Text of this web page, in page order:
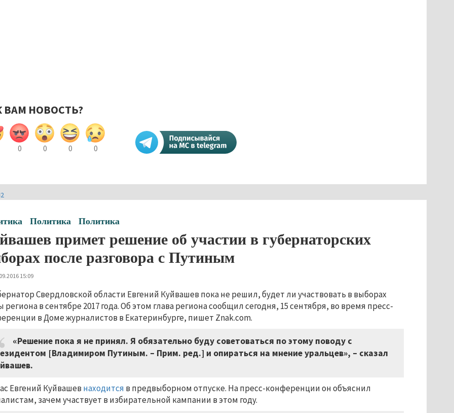
ВАМ НОВОСТЬ?
0 0 0 0
Политика Политика
примет решение об участии в губернаторских
после разговора с Путиным
15:09
Свердловской области Евгений Куйвашев пока не решил, будет ли участвовать в выборах
региона в сентябре 2017 года. Об этом глава региона сообщил сегодня, 15 сентября, во время пресс-
в Доме журналистов в Екатеринбурге, пишет Znak.com.
«Решение пока я не принял. Я обязательно буду советоваться по этому поводу с
[Владимиром Путиным. – Прим. ред.] и опираться на мнение уральцев», – сказал
Евгений Куйвашев находится в предвыборном отпуске. На пресс-конференции он объяснил
зачем участвует в избирательной кампании в этом году.